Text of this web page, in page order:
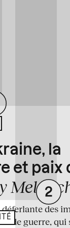
la
et paix
des
de guerre, qui